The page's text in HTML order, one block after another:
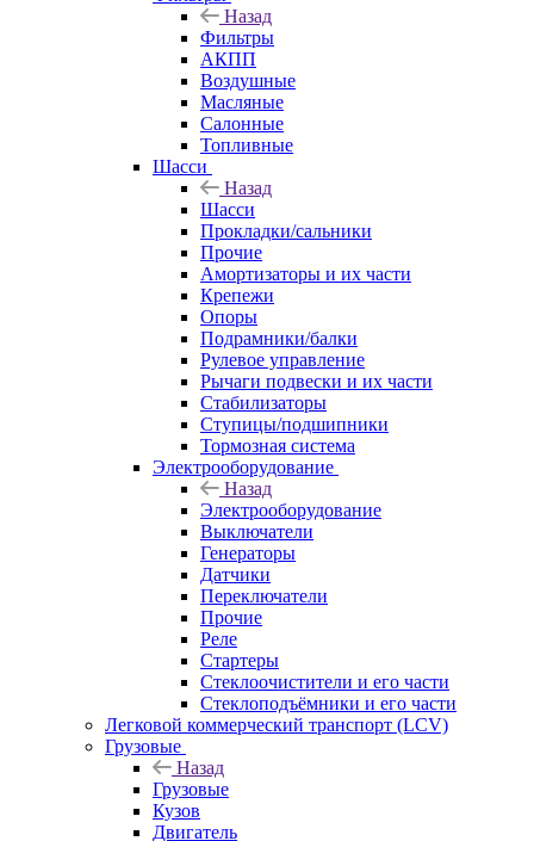
Назад
Фильтры
АКПП
Воздушные
Масляные
Салонные
Топливные
Шасси
Назад
Шасси
Прокладки/сальники
Прочие
Амортизаторы и их части
Крепежи
Опоры
Подрамники/балки
Рулевое управление
Рычаги подвески и их части
Стабилизаторы
Ступицы/подшипники
Тормозная система
Электрооборудование
Назад
Электрооборудование
Выключатели
Генераторы
Датчики
Переключатели
Прочие
Реле
Стартеры
Стеклоочистители и его части
Стеклоподъёмники и его части
Легковой коммерческий транспорт (LCV)
Грузовые
Назад
Грузовые
Кузов
Двигатель